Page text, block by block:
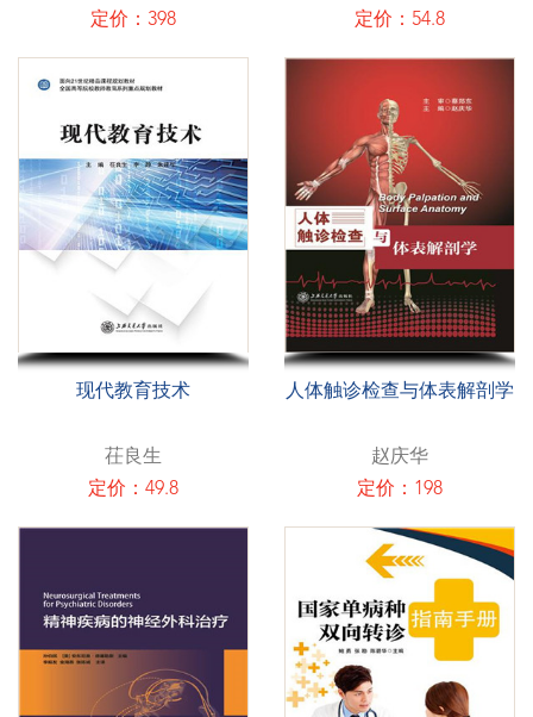
定价：398
定价：54.8
现代教育技术
茌良生
定价：49.8
人体触诊检查与体表解剖学
赵庆华
定价：198